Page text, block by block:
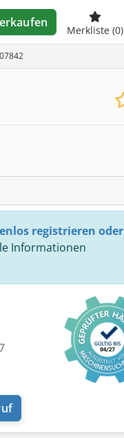
Merkliste (0)
registrieren oder
Informationen